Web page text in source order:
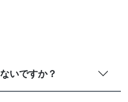
いですか？